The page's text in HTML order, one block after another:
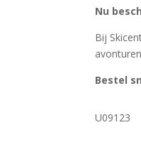
Nu
Bij
Bestel
U09123